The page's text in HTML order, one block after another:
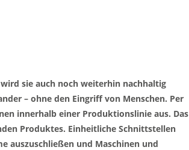
sie auch noch weiterhin nachhaltig
– ohne den Eingriff von Menschen. Per
innerhalb einer Produktionslinie aus. Das
Produktes. Einheitliche Schnittstellen
auszuschließen und Maschinen und